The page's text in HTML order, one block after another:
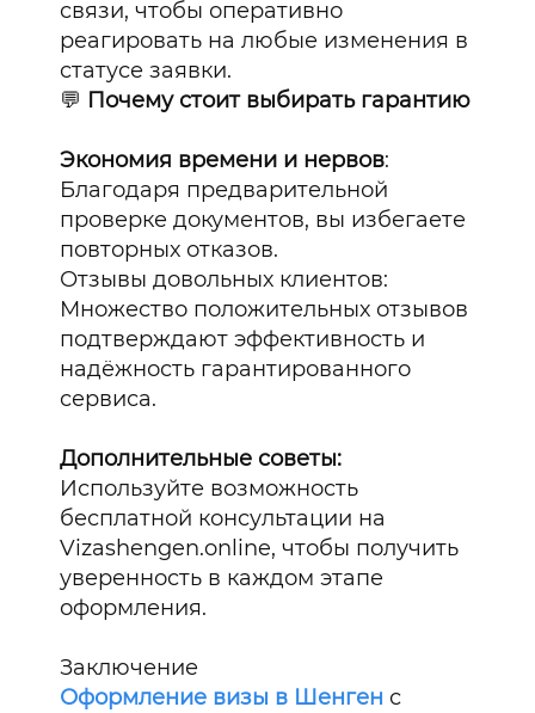
связи, чтобы оперативно
реагировать на любые изменения в
статусе заявки.
💬 Почему стоит выбирать гарантию
Экономия времени и нервов:
Благодаря предварительной
проверке документов, вы избегаете
повторных отказов.
Отзывы довольных клиентов:
Множество положительных отзывов
подтверждают эффективность и
надёжность гарантированного
сервиса.
Дополнительные советы:
Используйте возможность
бесплатной консультации на
Vizashengen.online, чтобы получить
уверенность в каждом этапе
оформления.
Заключение
Оформление визы в Шенген с